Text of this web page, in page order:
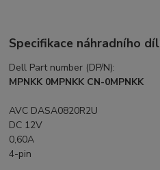
Specifikace náhradního
Dell Part number (DP/N):
MPNKK 0MPNKK CN-0MPNKK
AVC DASA0820R2U
DC 12V
0,60A
4-pin